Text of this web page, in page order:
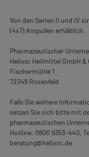
Von den Serien II und IV
(4x7) Ampullen erhältlich.
Pharmazeutischer
Helixor Heilmittel GmbH &
Fischermühle 1
72348 Rosenfeld
Falls Sie weitere
setzen Sie sich bitte mit
pharmazeutischen
Hotline: 0800 9353-440,
beratung@helixor.de